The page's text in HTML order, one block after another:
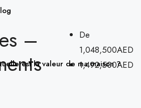
est la valeur de ma maison ?
–
De
1,048,500AED
1,492,500AED